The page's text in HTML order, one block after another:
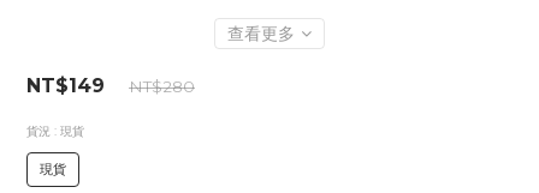
查看更多
NT$149 NT$280
貨況 : 現貨
現貨